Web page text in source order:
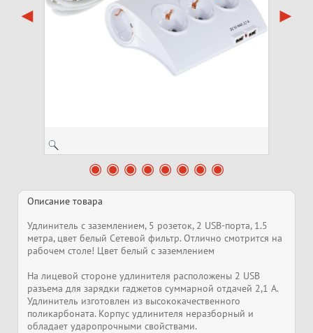
Описание товара
Удлинитель с заземлением, 5 розеток, 2 USB-порта, 1.5
метра, цвет белый Сетевой фильтр. Отлично смотрится на
рабочем столе! Цвет белый с заземлением
На лицевой стороне удлинителя расположены 2 USB
разъема для зарядки гаджетов суммарной отдачей 2,1 А.
Удлинитель изготовлен из высококачественного
поликарбоната. Корпус удлинителя неразборный и
обладает ударопрочными свойствами.